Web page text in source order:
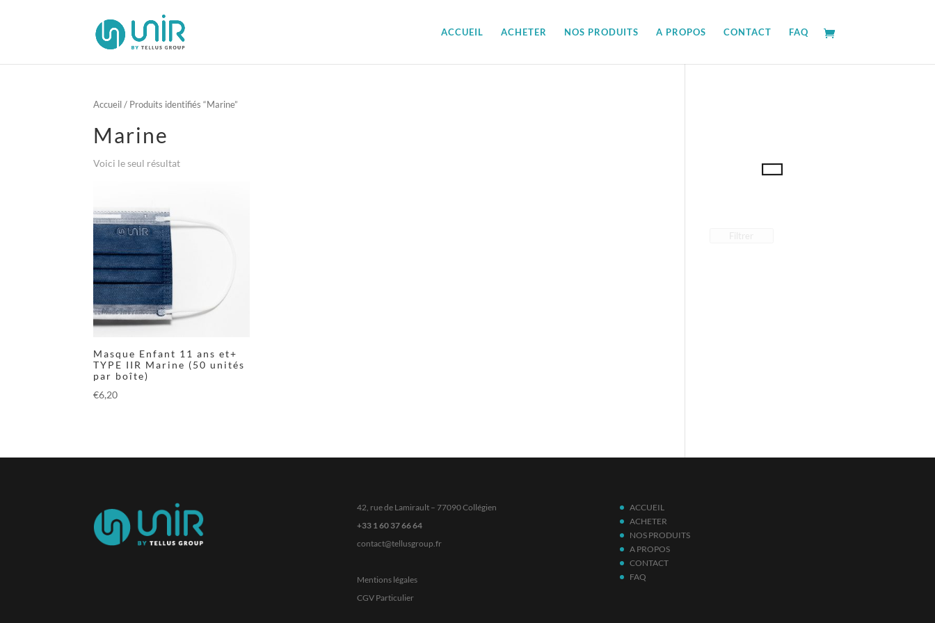
ACCUEIL ACHETER NOS PRODUITS A PROPOS CONTACT FAQ
Accueil/ Produits identifiés “Marine”
Marine
Voici le seul résultat
Masque Enfant 11 ans et+
TYPE IIR Marine (50 unités
par boîte)
€6,20
42, rue de Lamirault – 77090 Collégien
+33 1 60 37 66 64
contact@tellusgroup.fr
Mentions légales
CGV Particulier
ACCUEIL
ACHETER
NOS PRODUITS
A PROPOS
CONTACT
FAQ